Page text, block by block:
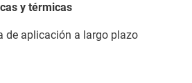
y térmicas
de aplicación a largo plazo